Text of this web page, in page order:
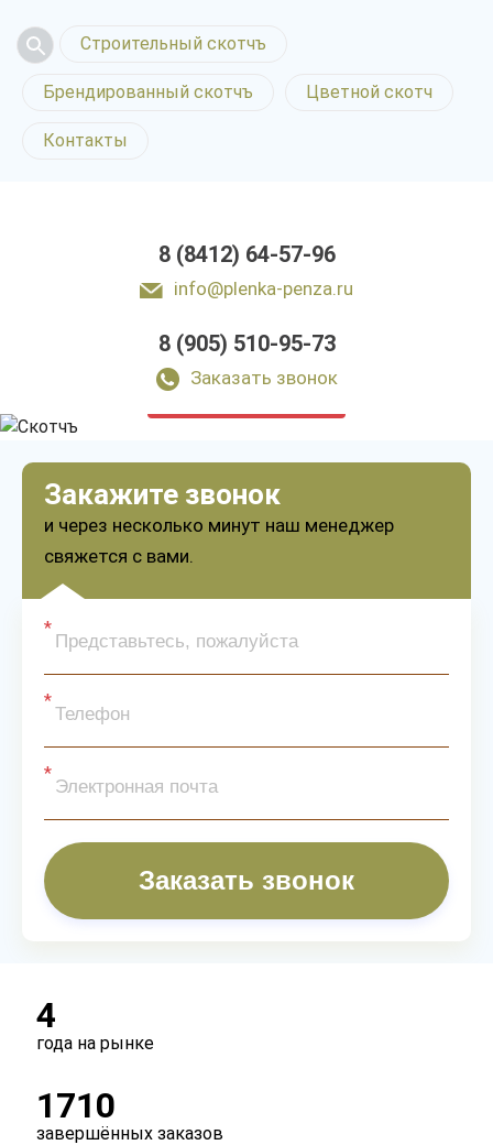
Строительный скотчъ
Брендированный скотчъ Цветной скотч
Контакты
8 (8412) 64-57-96
info@plenka-penza.ru
8 (905) 510-95-73
Заказать звонок
Скотчъ в Пензе
Закажите звонок
и через несколько минут наш менеджер
свяжется с вами.
Заказать звонок
4
года на рынке
1710
завершённых заказов